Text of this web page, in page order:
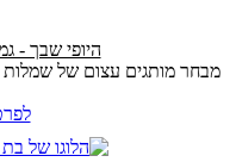
היופי שבך -
מבחר מותגים עצום של שמלות